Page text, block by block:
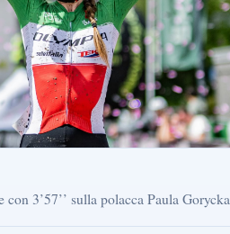
3’57’’ sulla polacca Paula Gorycka